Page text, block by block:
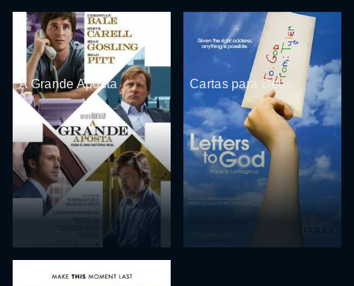
A Grande Aposta Cartas para Deus